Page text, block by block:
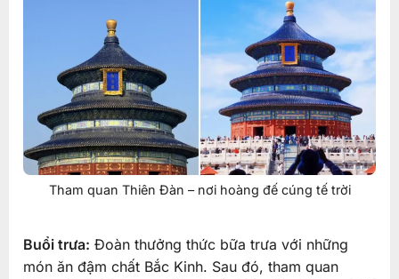
Tham quan Thiên Đàn – nơi hoàng đế cúng tế trời
Buổi trưa: Đoàn thưởng thức bữa trưa với những
món ăn đậm chất Bắc Kinh. Sau đó, tham quan